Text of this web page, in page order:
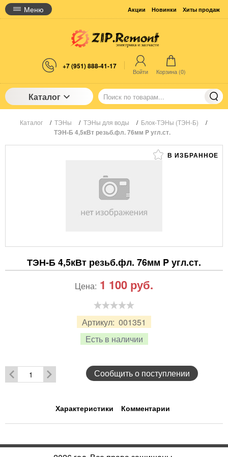
Меню Акции Новинки Хиты продаж
+7 (951) 888-41-17
Войти Корзина (0)
Каталог
Каталог / ТЭНы / ТЭНы для воды / Блок-ТЭНы (ТЭН-Б) /
ТЭН-Б 4,5кВт резьб.фл. 76мм P угл.ст.
В ИЗБРАННОЕ
ТЭН-Б 4,5кВт резьб.фл. 76мм P угл.ст.
Артикул: 001351
Есть в наличии
Цена: 1 100 руб.
Сообщить о поступлении
Характеристики Комментарии